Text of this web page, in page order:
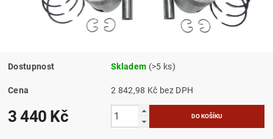
Dostupnost Skladem (>5 ks)
Cena 2 842,98 Kč bez DPH
3 440 Kč